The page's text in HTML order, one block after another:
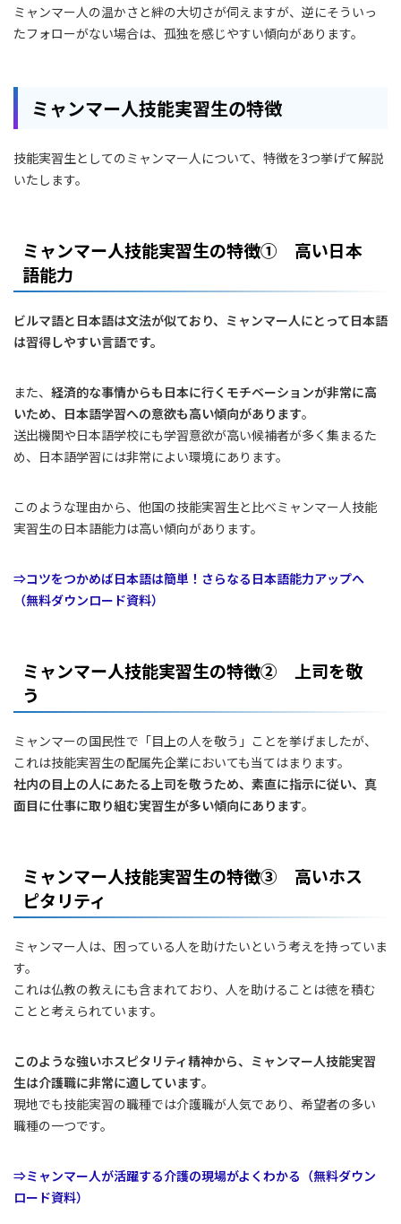
ミャンマー人の温かさと絆の大切さが伺えますが、逆にそういっ
たフォローがない場合は、孤独を感じやすい傾向があります。
ミャンマー人技能実習生の特徴
技能実習生としてのミャンマー人について、特徴を3つ挙げて解説
いたします。
ミャンマー人技能実習生の特徴① 高い日本
語能力
ビルマ語と日本語は文法が似ており、ミャンマー人にとって日本語
は習得しやすい言語です。
また、 経済的な事情からも日本に行くモチベーションが非常に高
いため、日本語学習への意欲も高い傾向があります。
送出機関や日本語学校にも学習意欲が高い候補者が多く集まるた
め、日本語学習には非常によい環境にあります。
このような理由から、他国の技能実習生と比べミャンマー人技能
実習生の日本語能力は高い傾向があります。
⇒コツをつかめば日本語は簡単！さらなる日本語能力アップへ
（無料ダウンロード資料）
ミャンマー人技能実習生の特徴② 上司を敬
う
ミャンマーの国民性で「目上の人を敬う」ことを挙げましたが、
これは技能実習生の配属先企業においても当てはまります。
社内の目上の人にあたる上司を敬うため、素直に指示に従い、真
面目に仕事に取り組む実習生が多い傾向にあります。
ミャンマー人技能実習生の特徴③ 高いホス
ピタリティ
ミャンマー人は、困っている人を助けたいという考えを持っていま
す。
これは仏教の教えにも含まれており、人を助けることは徳を積む
ことと考えられています。
このような強いホスピタリティ精神から、ミャンマー人技能実習
生は介護職に非常に適しています。
現地でも技能実習の職種では介護職が人気であり、希望者の多い
職種の一つです。
⇒ミャンマー人が活躍する介護の現場がよくわかる（無料ダウン
ロード資料）